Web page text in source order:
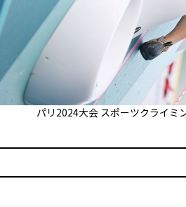
パリ2024大会 スポーツクライミ